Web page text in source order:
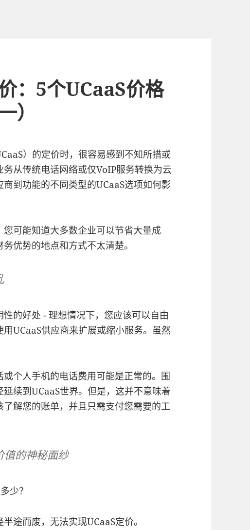
：5个UCaaS价格
）
）的定价时，很容易感到不知所措或
从传统电话网络或仅VoIP服务转换为云
到功能的不同类型的UCaaS选项如何影
您可能知道大多数企业可以节省大量成
优势的地点和方式不太清楚。
的好处 - 理想情况下，您应该可以自由
UCaaS供应商来扩展或缩小服务。虽然
个人手机的电话费用可能是正常的。围
续到UCaaS世界。但是，这并不意味着
解您的账单，并且只需支付您需要的工
值的神秘面纱
少？
途而废，无法实现UCaaS定价。